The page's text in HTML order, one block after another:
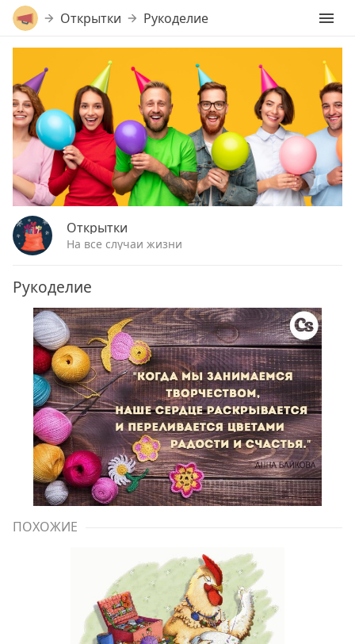
Открытки Рукоделие
Открытки
На все случаи жизни
Рукоделие
ПОХОЖИЕ